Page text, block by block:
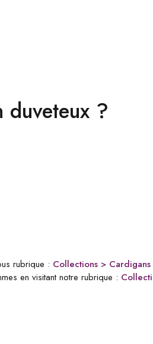
duveteux ?
rubrique : Collections > Cardigans
en visitant notre rubrique :